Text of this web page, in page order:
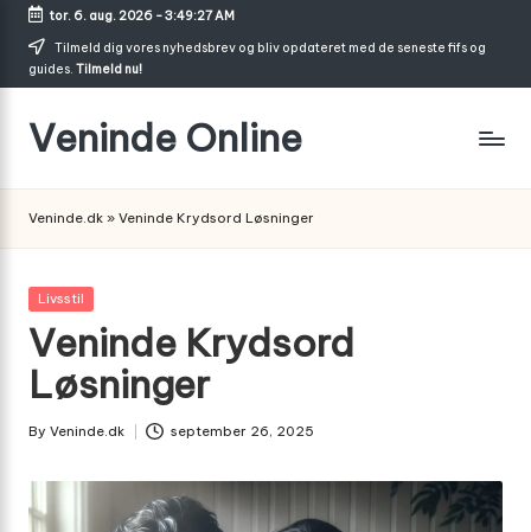
Skip
tor. 6. aug. 2026-3:49:28 AM
Tilmeld dig vores nyhedsbrev og bliv opdateret med de seneste fifs og
guides. Tilmeld nu!
Veninde Online
inspiration
Veninde.dk » Veninde Krydsord Løsninger
Posted
Livsstil
Veninde Krydsord
Løsninger
Posted
By Veninde.dk september 26, 2025